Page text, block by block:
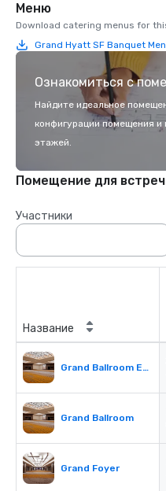
Меню
Download catering menus for
Grand Hyatt SF Banquet
Ознакомиться с
Найдите идеальное
конфигурации помещения
этажей.
Помещение для
Участники
Название
Grand Ballroom East or West
Grand Ballroom
Grand Foyer